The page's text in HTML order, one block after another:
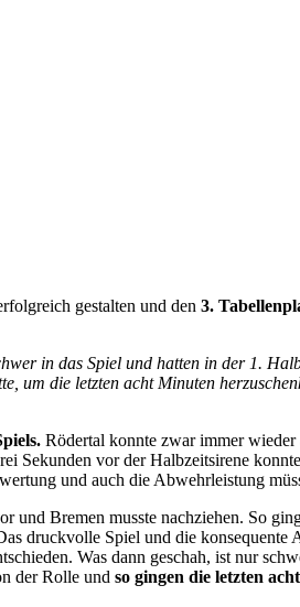
gestalten und den 3.
in das Spiel und hatten in der 1.
um die letzten acht Minuten
Rödertal konnte zwar immer
Sekunden vor der Halbzeitsirene konnte
und auch die Abwehrleistung
und Bremen musste nachziehen. So
druckvolle Spiel und die konsequente
Was dann geschah, ist nur
der Rolle und so gingen die letzten